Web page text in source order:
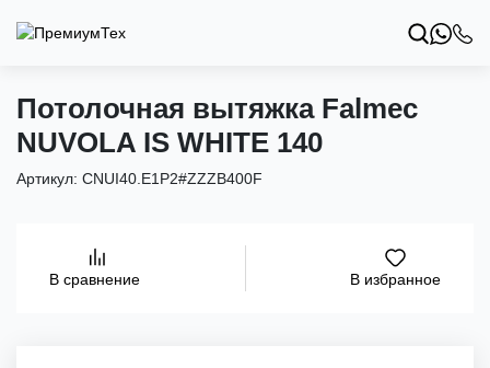
Потолочная вытяжка Falmec
NUVOLA IS WHITE 140
Артикул: CNUI40.E1P2#ZZZB400F
В сравнение В избранное